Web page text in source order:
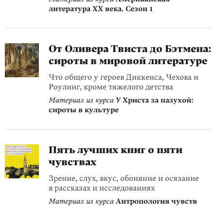
литература XX века. Сезон 1
От Оливера Твиста до Бэтмена:
сироты в мировой литературе
Что общего у героев Диккенса, Чехова и
Роулинг, кроме тяжелого детства
Материал из курса У Христа за пазухой:
сироты в культуре
Пять лучших книг о пяти
чувствах
Зрение, слух, вкус, обоняние и осязание
в рассказах и исследованиях
Материал из курса Антропология чувств